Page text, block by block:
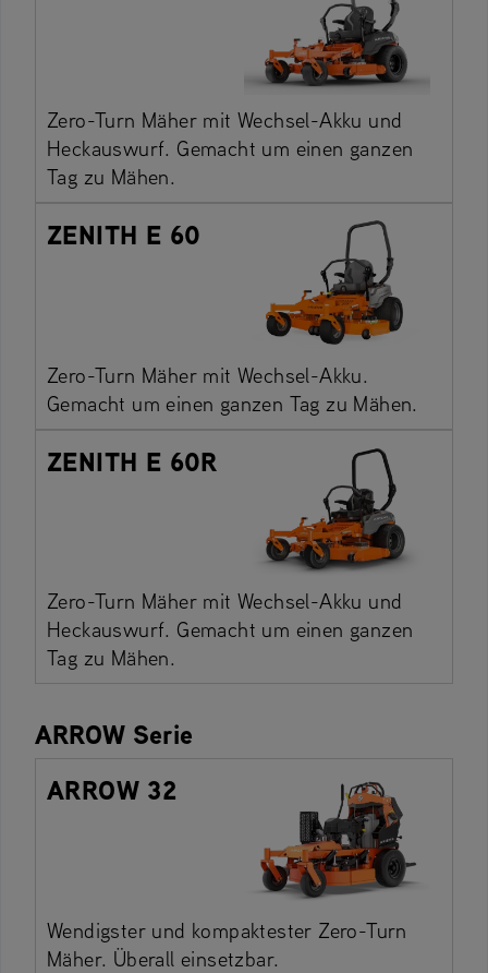
Zero-Turn Mäher mit Wechsel-Akku und
Heckauswurf. Gemacht um einen ganzen
Tag zu Mähen.
ZENITH E 60
Zero-Turn Mäher mit Wechsel-Akku.
Gemacht um einen ganzen Tag zu Mähen.
ZENITH E 60R
Zero-Turn Mäher mit Wechsel-Akku und
Heckauswurf. Gemacht um einen ganzen
Tag zu Mähen.
ARROW Serie
ARROW 32
Wendigster und kompaktester Zero-Turn
Mäher. Überall einsetzbar.